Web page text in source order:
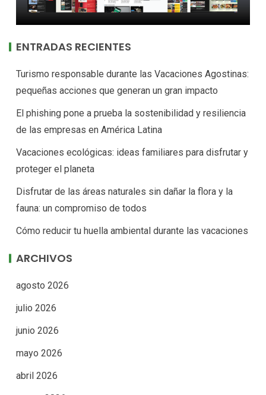
ENTRADAS RECIENTES
Turismo responsable durante las Vacaciones Agostinas:
pequeñas acciones que generan un gran impacto
El phishing pone a prueba la sostenibilidad y resiliencia
de las empresas en América Latina
Vacaciones ecológicas: ideas familiares para disfrutar y
proteger el planeta
Disfrutar de las áreas naturales sin dañar la flora y la
fauna: un compromiso de todos
Cómo reducir tu huella ambiental durante las vacaciones
ARCHIVOS
agosto 2026
julio 2026
junio 2026
mayo 2026
abril 2026